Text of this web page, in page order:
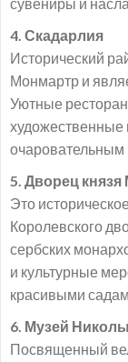
4. Скадарлия
Исторический
Монмартр и
Уютные
художественные
очаровательным
5. Дворец
Это
Королевского
сербских
и культурные
красивыми
6. Музей
Посвященный